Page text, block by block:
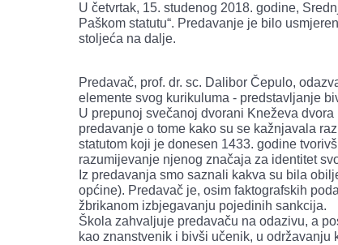
U četvrtak, 15. studenog 2018. godine,
Paškom statutu“. Predavanje je bilo
stoljeća na dalje.
Predavač, prof. dr. sc. Dalibor Čepulo,
elemente svog kurikuluma - predstavljanje
U prepunoj svečanoj dvorani Kneževa
predavanje o tome kako su se kažnjavala
statutom koji je donesen 1433. godine
razumijevanje njenog značaja za identitet
Iz predavanja smo saznali kakva su bila
općine). Predavač je, osim faktografskih
žbrikanom izbjegavanju pojedinih sankcija.
Škola zahvaljuje predavaču na odazivu, a
kao znanstvenik i bivši učenik, u